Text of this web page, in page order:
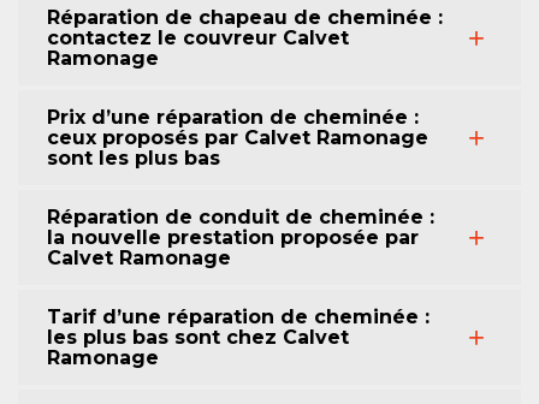
Réparation de chapeau de cheminée :
contactez le couvreur Calvet
Ramonage
Prix d’une réparation de cheminée :
ceux proposés par Calvet Ramonage
sont les plus bas
Réparation de conduit de cheminée :
la nouvelle prestation proposée par
Calvet Ramonage
Tarif d’une réparation de cheminée :
les plus bas sont chez Calvet
Ramonage